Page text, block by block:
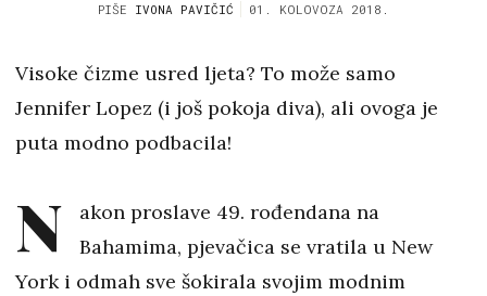
PIŠE IVONA PAVIČIĆ 01. KOLOVOZA 2018.
Visoke čizme usred ljeta? To može samo
Jennifer Lopez (i još pokoja diva), ali ovoga je
puta modno podbacila!
N
akon proslave 49. rođendana na
Bahamima, pjevačica se vratila u New
York i odmah sve šokirala svojim modnim